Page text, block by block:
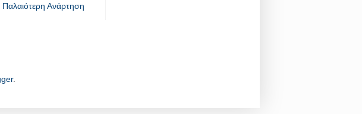
Παλαιότερη Ανάρτηση
.